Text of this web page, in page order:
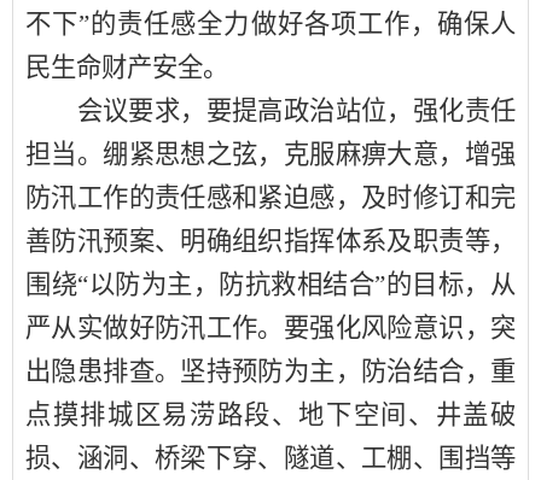
不下”的责任感全力做好各项工作，确保人
民生命财产安全。
会议要求，要提高政治站位，强化责任
担当。绷紧思想之弦，克服麻痹大意，增强
防汛工作的责任感和紧迫感，及时修订和完
善防汛预案、明确组织指挥体系及职责等，
围绕“以防为主，防抗救相结合”的目标，从
严从实做好防汛工作。要强化风险意识，突
出隐患排查。坚持预防为主，防治结合，重
点摸排城区易涝路段、地下空间、井盖破
损、涵洞、桥梁下穿、隧道、工棚、围挡等